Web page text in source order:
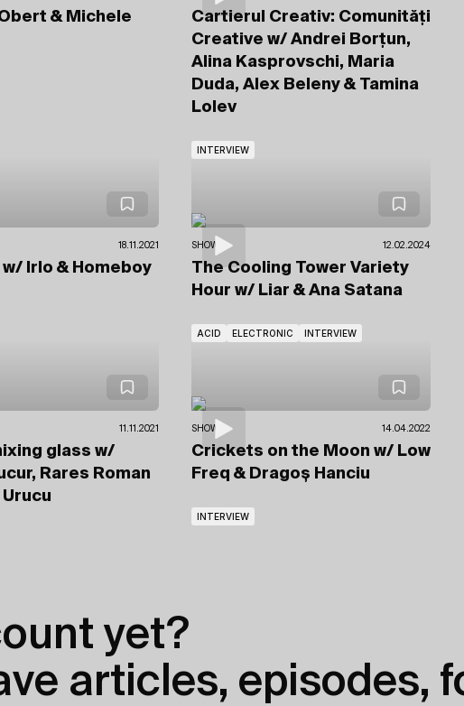
& Michele
Cartierul Creativ: Comunități
Creative w/ Andrei Borțun,
Alina Kasprovschi, Maria
Duda, Alex Beleny & Tamina
Lolev
INTERVIEW
18.11.2021
w/ Irlo & Homeboy
SHOWS 12.02.2024
The Cooling Tower Variety
Hour w/ Liar & Ana Satana
ACID ELECTRONIC INTERVIEW
11.11.2021
glass w/
Rares Roman
SHOWS 14.04.2022
Crickets on the Moon w/ Low
Freq & Dragoș Hanciu
INTERVIEW
yet?
articles, episodes,